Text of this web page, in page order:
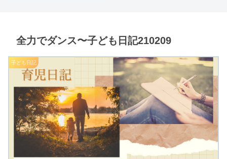
全力でダンス〜子ども日記210209
子ども日記